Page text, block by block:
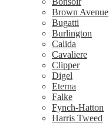
Brown Avenue
Bugatti
Burlington
Calida
Cavaliere
Clipper
Digel
Eterna
Falke
Fynch-Hatton
Harris Tweed